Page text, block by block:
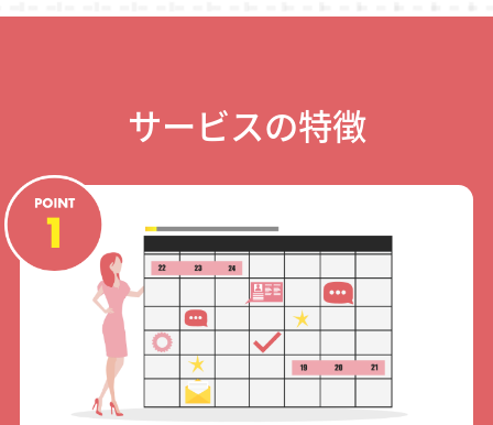
サービスの特徴